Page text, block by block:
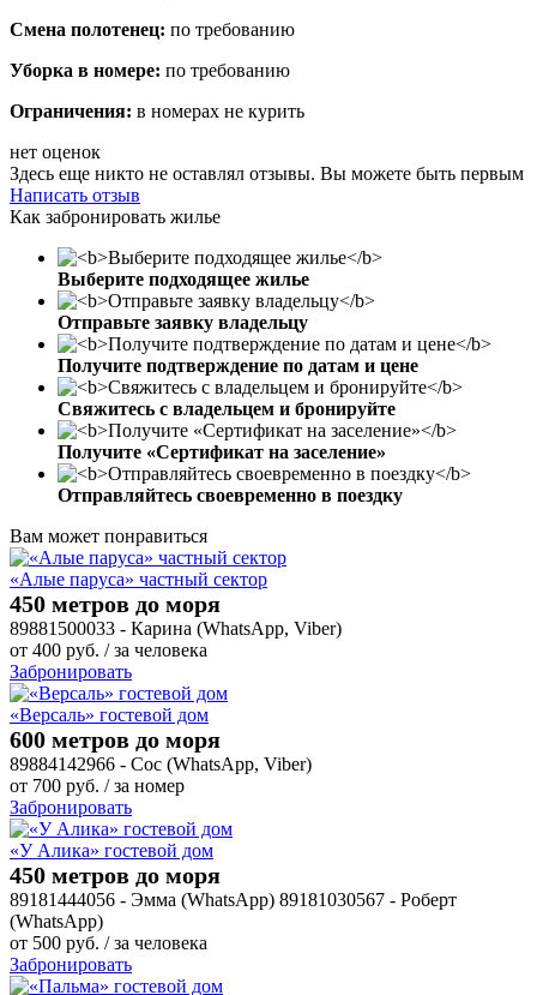
Смена полотенец: по требованию
Уборка в номере: по требованию
Ограничения: в номерах не курить
нет оценок
Здесь еще никто не оставлял отзывы. Вы можете быть первым
Написать отзыв
Как забронировать жилье
Выберите подходящее жилье
Отправьте заявку владельцу
Получите подтверждение по датам и цене
Свяжитесь с владельцем и бронируйте
Получите «Сертификат на заселение»
Отправляйтесь своевременно в поездку
Вам может понравиться
«Алые паруса» частный сектор
450 метров до моря
89881500033 - Карина (WhatsApp, Viber)
от 400 руб. / за человека
Забронировать
«Версаль» гостевой дом
600 метров до моря
89884142966 - Сос (WhatsApp, Viber)
от 700 руб. / за номер
Забронировать
«У Алика» гостевой дом
450 метров до моря
89181444056 - Эмма (WhatsApp) 89181030567 - Роберт
(WhatsApp)
от 500 руб. / за человека
Забронировать